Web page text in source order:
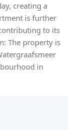
creating a
is further
to its
The property is
in